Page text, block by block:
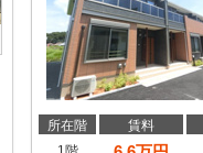
所在階 賃料